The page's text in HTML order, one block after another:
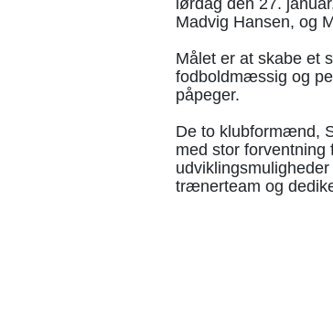
lørdag den 27.
Madvig Hansen, og
Målet er at skabe et
fodboldmæssig og
påpeger.
De to klubformænd,
med stor forventning
trænerteam og